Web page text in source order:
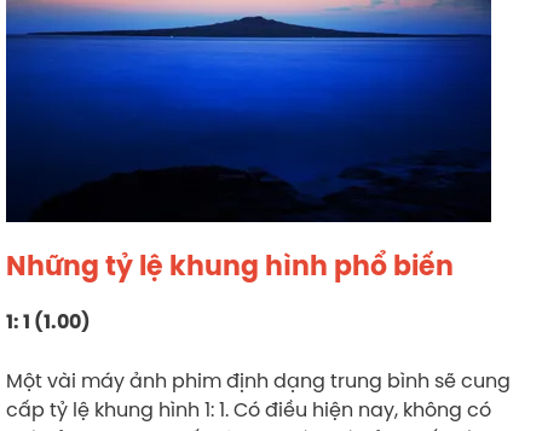
Những tỷ lệ khung hình phổ biến
1: 1 (1.00)
Một vài máy ảnh phim định dạng trung bình sẽ cung
cấp tỷ lệ khung hình 1: 1. Có điều hiện nay, không có